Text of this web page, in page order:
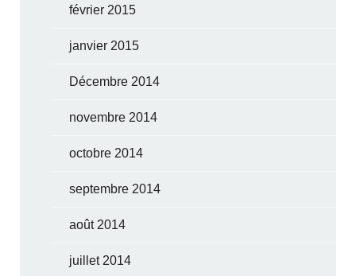
février 2015
janvier 2015
Décembre 2014
novembre 2014
octobre 2014
septembre 2014
août 2014
juillet 2014